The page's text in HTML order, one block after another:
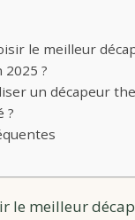
le meilleur
?
un décapeur
?
le meilleur